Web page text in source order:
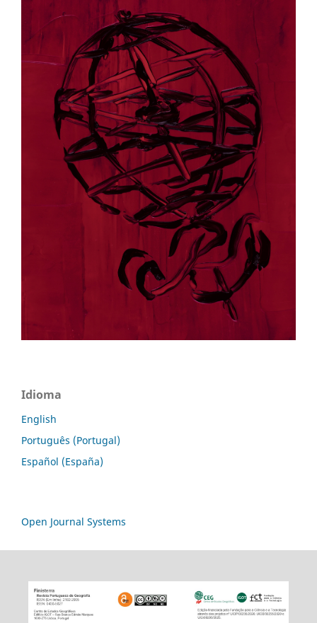
Idioma
English
Português (Portugal)
Español (España)
Open Journal Systems